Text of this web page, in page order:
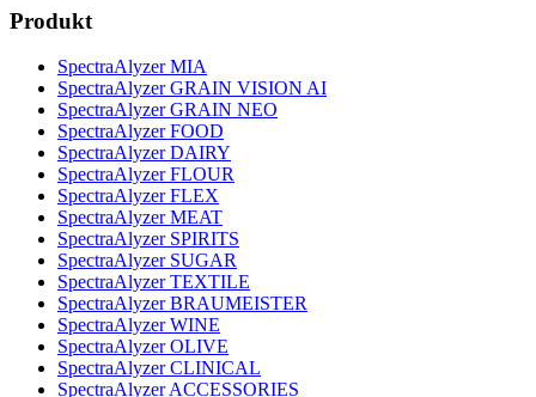
Produkt
SpectraAlyzer MIA
SpectraAlyzer GRAIN VISION AI
SpectraAlyzer GRAIN NEO
SpectraAlyzer FOOD
SpectraAlyzer DAIRY
SpectraAlyzer FLOUR
SpectraAlyzer FLEX
SpectraAlyzer MEAT
SpectraAlyzer SPIRITS
SpectraAlyzer SUGAR
SpectraAlyzer TEXTILE
SpectraAlyzer BRAUMEISTER
SpectraAlyzer WINE
SpectraAlyzer OLIVE
SpectraAlyzer CLINICAL
SpectraAlyzer ACCESSORIES